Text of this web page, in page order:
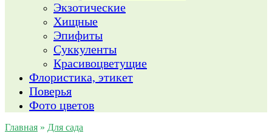
Экзотические
Хищные
Эпифиты
Суккуленты
Красивоцветущие
Флористика, этикет
Поверья
Фото цветов
Главная » Для сада